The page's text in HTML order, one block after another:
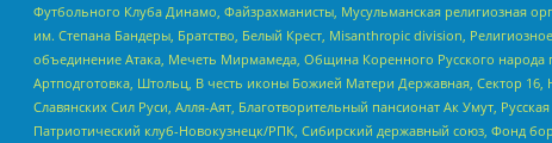
Футбольного Клуба Динамо, Файзрахманисты, Мусульманская религиозная
им. Степана Бандеры, Братство, Белый Крест, Misanthropic division,
объединение Атака, Мечеть Мирмамеда, Община Коренного Русского народа
Артподготовка, Штольц, В честь иконы Божией Матери Державная, Сектор
Славянских Сил Руси, Алля-Аят, Благотворительный пансионат Ак Умут,
Патриотический клуб-Новокузнецк/РПК, Сибирский державный союз, Фонд